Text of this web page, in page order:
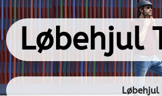
Gå
til
indholdetLøbehjul
Løbehjul